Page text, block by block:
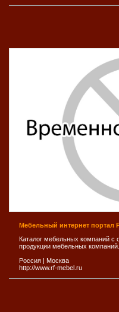
Мебельный интернет портал
Каталог мебельных компаний
продукции мебельных компаний.
Россия
Москва
http://www.rf-mebel.ru